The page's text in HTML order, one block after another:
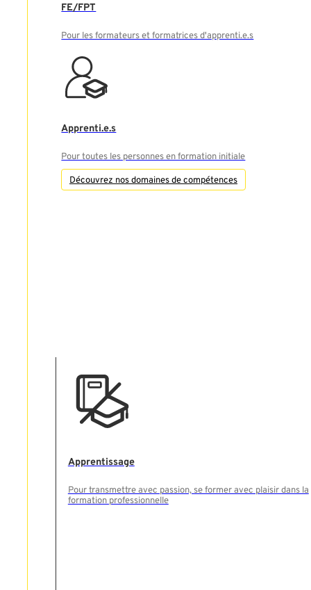
FE/FPT
Pour les formateurs et formatrices d'apprenti.e.s
Apprenti.e.s
Pour toutes les personnes en formation initiale
Découvrez nos domaines de compétences
Apprentissage
Pour transmettre avec passion, se former avec plaisir dans la
formation professionnelle